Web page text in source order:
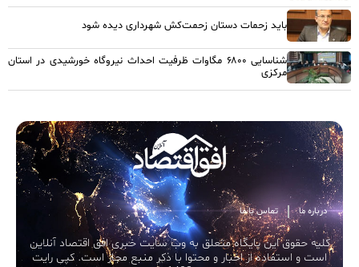
باید زحمات دستان زحمت‌کش شهرداری دیده شود
شناسایی ۶۸۰۰ مگاوات ظرفیت احداث نیروگاه خورشیدی در استان
مرکزی
درباره ما تماس با ما
کلیه حقوق این پایگاه متعلق به وب سایت خبری افق اقتصاد آنلاین
است و استفاده از اخبار و محتوا با ذکر منبع مجاز است. کپی رایت